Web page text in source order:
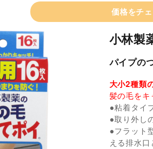
価格をチ
小林製
パイプの
大小2種類
髪の毛をキ
●粘着タイ
●取り外し
●フラット
える排水